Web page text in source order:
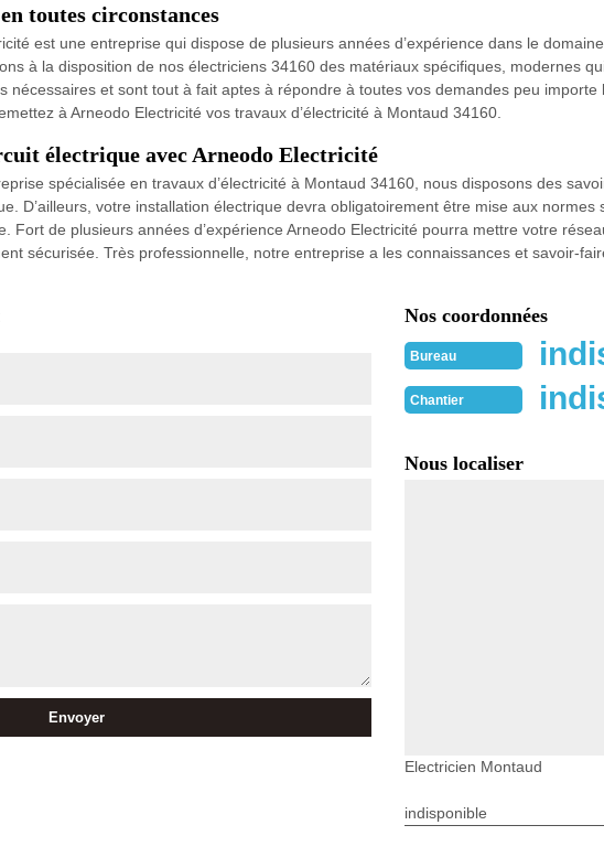
toutes circonstances
est une entreprise qui dispose de plusieurs années d’expérience dans le
à la disposition de nos électriciens 34160 des matériaux spécifiques, modernes
nécessaires et sont tout à fait aptes à répondre à toutes vos demandes peu
à Arneodo Electricité vos travaux d’électricité à Montaud 34160.
électrique avec Arneodo Electricité
spécialisée en travaux d’électricité à Montaud 34160, nous disposons des
D’ailleurs, votre installation électrique devra obligatoirement être mise aux
Fort de plusieurs années d’expérience Arneodo Electricité pourra mettre votre
sécurisée. Très professionnelle, notre entreprise a les connaissances et savoir-
Nos coordonnées
Bureau
Chantier
Nous localiser
Electricien Montaud
indisponible